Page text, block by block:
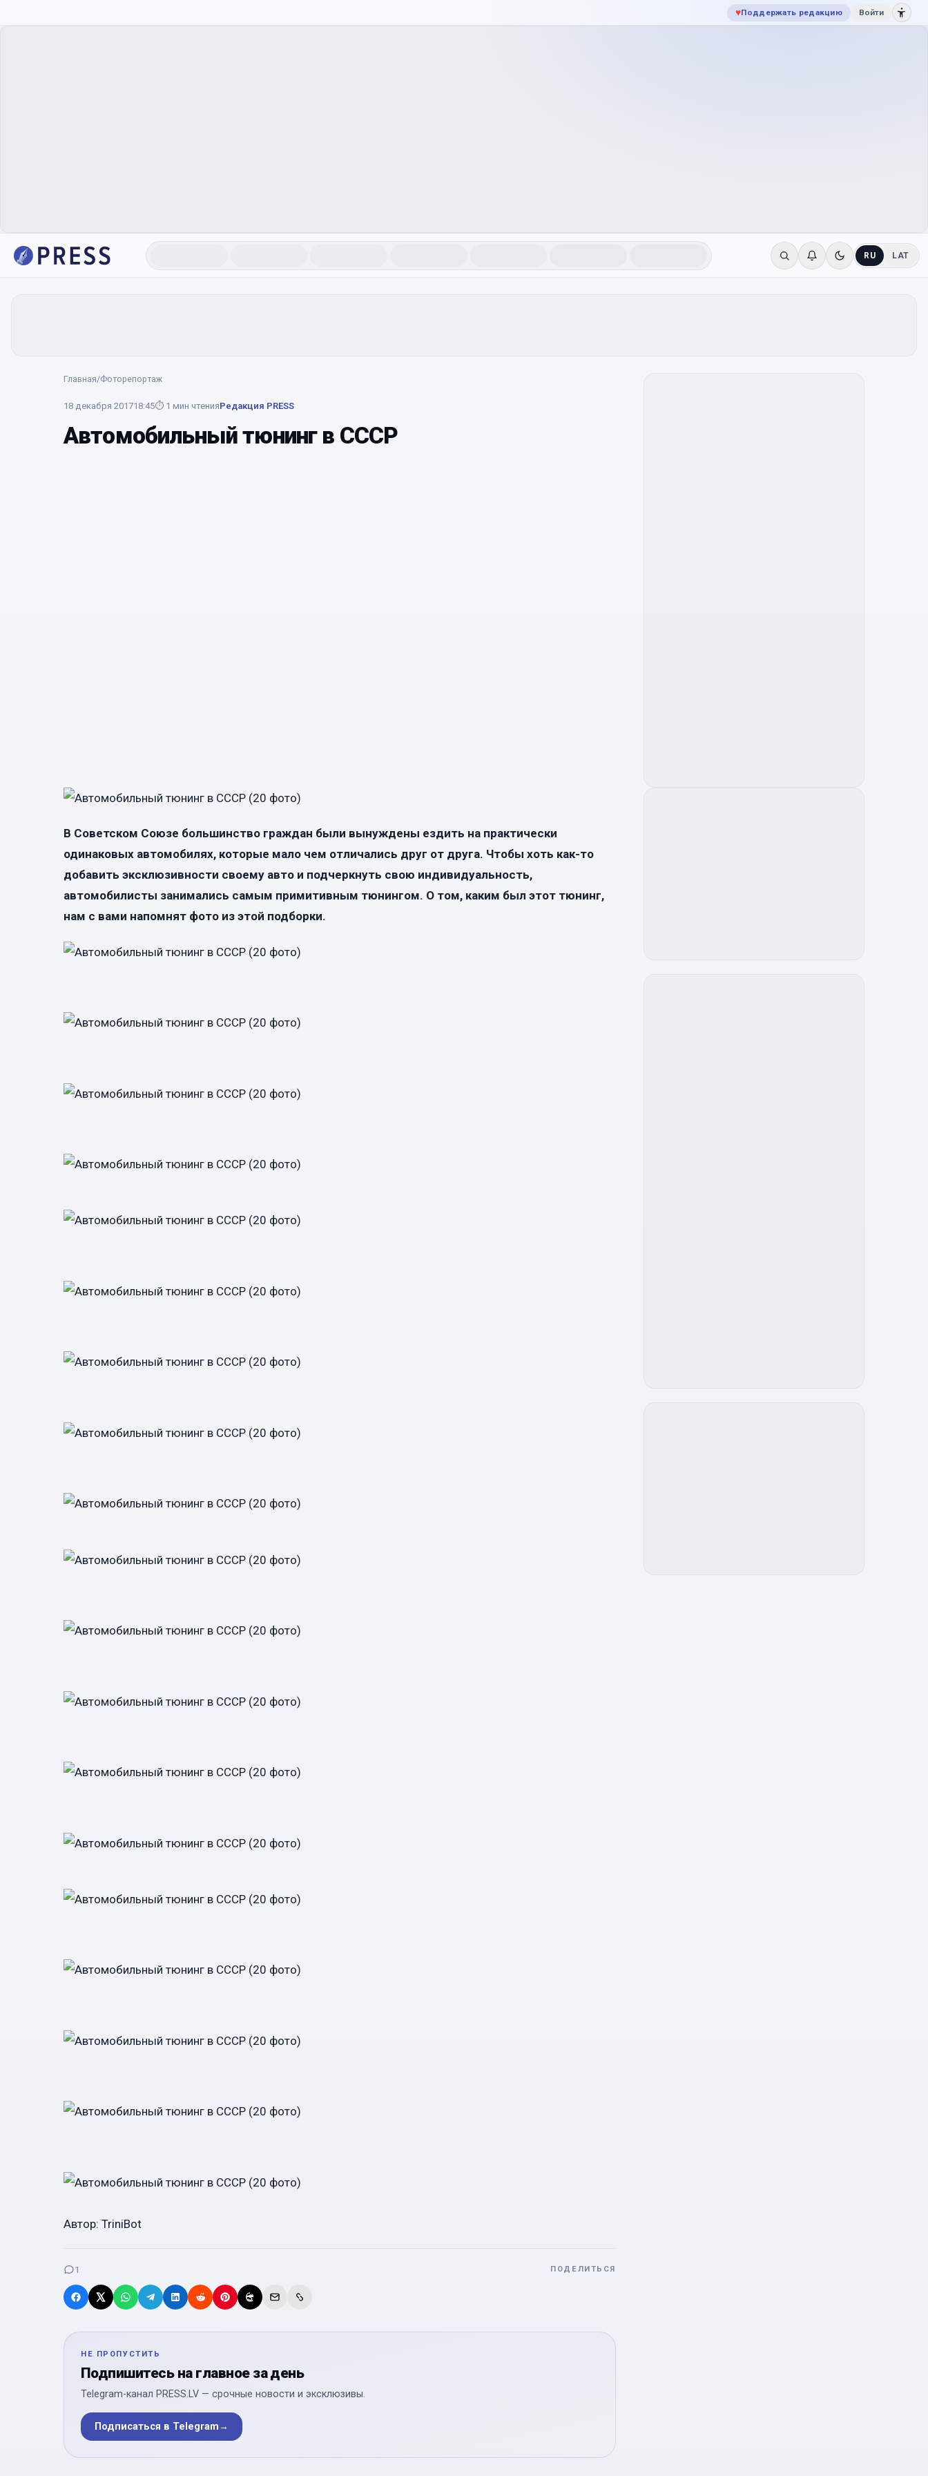
♥Поддержать редакцию Войти
RU LAT
Главная/Фоторепортаж
18 декабря 201718:45⏱ 1 мин чтенияРедакция PRESS
Автомобильный тюнинг в СССР
В Советском Союзе большинство граждан были вынуждены ездить на практически
одинаковых автомобилях, которые мало чем отличались друг от друга. Чтобы хоть как-то
добавить эксклюзивности своему авто и подчеркнуть свою индивидуальность,
автомобилисты занимались самым примитивным тюнингом. О том, каким был этот тюнинг,
нам с вами напомнят фото из этой подборки.
Автор: TriniBot
1 ПОДЕЛИТЬСЯ
НЕ ПРОПУСТИТЬ
Подпишитесь на главное за день
Telegram-канал PRESS.LV — срочные новости и эксклюзивы.
Подписаться в Telegram→